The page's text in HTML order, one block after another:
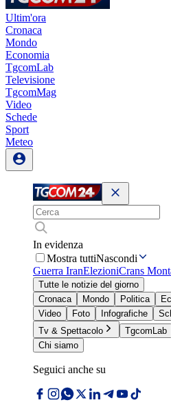
Ultim'ora
Cronaca
Mondo
Economia
TgcomLab
Televisione
TgcomMag
Video
Schede
Sport
Meteo
In evidenza
Mostra tuttiNascondi
Guerra IranElezioniCrans
Tutte le notizie del giorno
Cronaca
Mondo Politica
Video
Foto Infografiche
Tv & Spettacolo
TgcomLab
Chi siamo
Seguici anche su